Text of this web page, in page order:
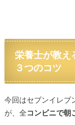
栄養士が教え
３つのコツ
今回はセブンイレブ
が、全コンビニで朝